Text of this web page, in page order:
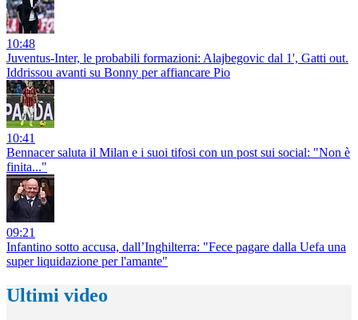
10:48
Juventus-Inter, le probabili formazioni: Alajbegovic dal 1', Gatti out.
Iddrissou avanti su Bonny per affiancare Pio
10:41
Bennacer saluta il Milan e i suoi tifosi con un post sui social: "Non è
finita..."
09:21
Infantino sotto accusa, dall’Inghilterra: "Fece pagare dalla Uefa una
super liquidazione per l'amante"
Ultimi video